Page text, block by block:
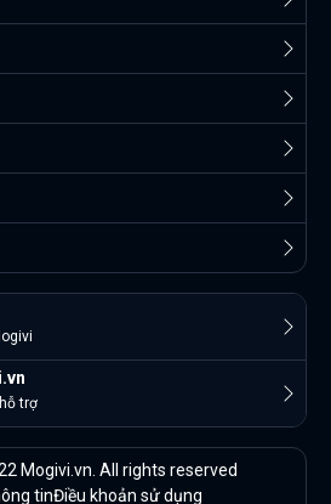
trợ
Mogivi.vn. All rights reserved
tinĐiều khoản sử dụng